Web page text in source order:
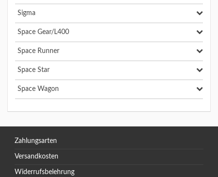
Sigma
Space Gear/L400
Space Runner
Space Star
Space Wagon
Zahlungsarten
Versandkosten
Widerrufsbelehrung